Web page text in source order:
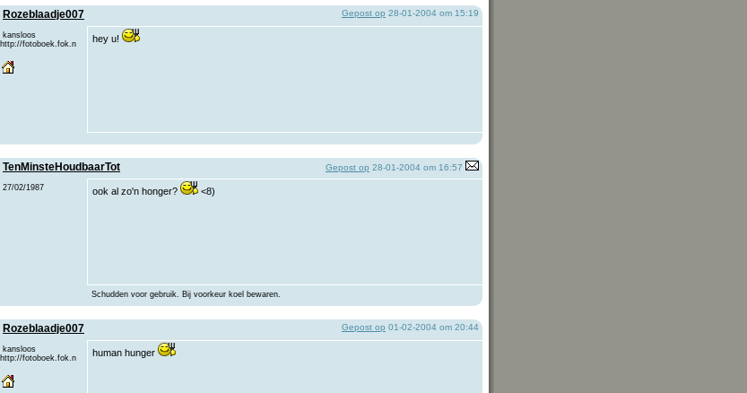
Rozeblaadje007 Gepost op 28-01-2004 om 15:19
kansloos
http://fotoboek.fok.n
hey u!
TenMinsteHoudbaarTot Gepost op 28-01-2004 om 16:57
27/02/1987 ook al zo'n honger? <8)
Schudden voor gebruik. Bij voorkeur koel bewaren.
Rozeblaadje007 Gepost op 01-02-2004 om 20:44
kansloos
http://fotoboek.fok.n
human hunger